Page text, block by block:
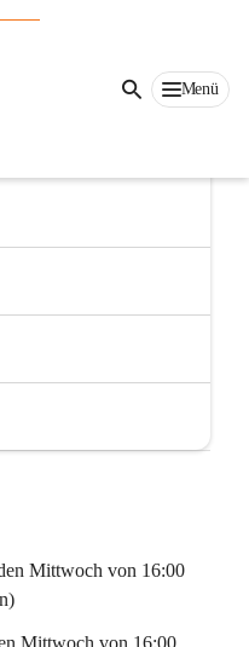
Menü
Mittwoch von 16:00
Mittwoch von 16:00